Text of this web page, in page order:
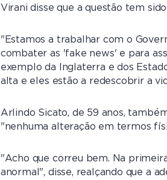
Virani disse que a questão tem
"Estamos a trabalhar com o
combater as 'fake news' e para
exemplo da Inglaterra e dos
alta e eles estão a redescobrir a
Arlindo Sicato, de 59 anos,
"nenhuma alteração em termos
"Acho que correu bem. Na
anormal", disse, realçando que a